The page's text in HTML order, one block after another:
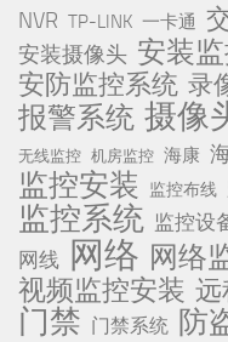
NVR TP-LINK 一卡通
安装摄像头 安装
安防监控系统 录
报警系统 摄像
无线监控 机房监控 海康
监控安装 监控布线
监控系统 监控设
网线 网络 网络
视频监控安装 远
门禁 门禁系统 防